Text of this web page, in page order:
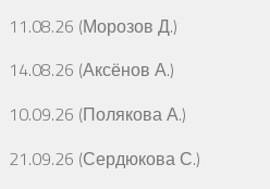
11.08.26 (Морозов Д.)
14.08.26 (Аксёнов А.)
10.09.26 (Полякова А.)
21.09.26 (Сердюкова С.)